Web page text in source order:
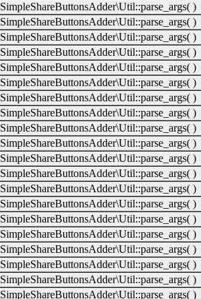
SimpleShareButtonsAdder\Util::parse_args( )
SimpleShareButtonsAdder\Util::parse_args( )
SimpleShareButtonsAdder\Util::parse_args( )
SimpleShareButtonsAdder\Util::parse_args( )
SimpleShareButtonsAdder\Util::parse_args( )
SimpleShareButtonsAdder\Util::parse_args( )
SimpleShareButtonsAdder\Util::parse_args( )
SimpleShareButtonsAdder\Util::parse_args( )
SimpleShareButtonsAdder\Util::parse_args( )
SimpleShareButtonsAdder\Util::parse_args( )
SimpleShareButtonsAdder\Util::parse_args( )
SimpleShareButtonsAdder\Util::parse_args( )
SimpleShareButtonsAdder\Util::parse_args( )
SimpleShareButtonsAdder\Util::parse_args( )
SimpleShareButtonsAdder\Util::parse_args( )
SimpleShareButtonsAdder\Util::parse_args( )
SimpleShareButtonsAdder\Util::parse_args( )
SimpleShareButtonsAdder\Util::parse_args( )
SimpleShareButtonsAdder\Util::parse_args( )
SimpleShareButtonsAdder\Util::parse_args( )